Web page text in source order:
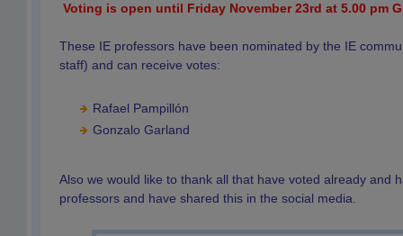
Voting is open until Friday November 23rd at 5.00 pm
These IE professors have been nominated by the IE
staff) and can receive votes:
Rafael Pampillón
Gonzalo Garland
Also we would like to thank all that have voted already and
professors and have shared this in the social media.